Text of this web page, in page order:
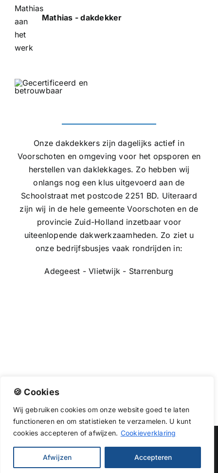
🍪 Cookies
Wij gebruikencookiesomonzewebsitegoedte laten
functionerenen om statistieken teverzamelen. U kunt
cookies accepteren of afwijzen. Cookieverklaring
Afwijzen Accepteren
Mathias - dakdekker
Onze dakdekkers zijn dagelijks actief in
Voorschoten en omgeving voor het opsporen en
herstellen van daklekkages. Zo hebben wij
onlangs nog een klus uitgevoerd aan de
Schoolstraat met postcode 2251 BD. Uiteraard
zijn wij in de hele gemeente Voorschoten en de
provincie Zuid-Holland inzetbaar voor
uiteenlopende dakwerkzaamheden. Zo ziet u
onze bedrijfsbusjes vaak rondrijden in:
Adegeest - Vlietwijk - Starrenburg
InstagramPinterest